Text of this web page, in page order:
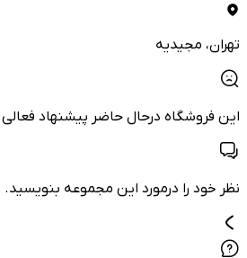
تهران، مجیدیه
این فروشگاه درحال حاضر پیشنهاد فعالی
نظر خود را درمورد این مجموعه بنویسید.